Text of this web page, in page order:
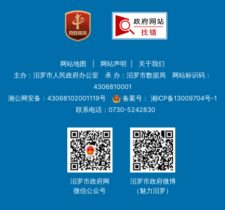
网站地图 网站声明
关于我们
主办：汨罗市人民政府办公室 承 办：汨罗市数据局 网站标识码：
4306810001
湘公网安备：43068102001119号
备案号： 湘ICP备13009704号-1
联系电话：0730-5242830
汨罗市政府网
微信公众号
汨罗市政府微博
（魅力汨罗）